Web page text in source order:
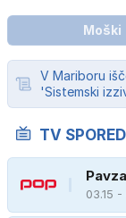
Moški
V Mariboru
'Sistemski
TV SPORED
03.15